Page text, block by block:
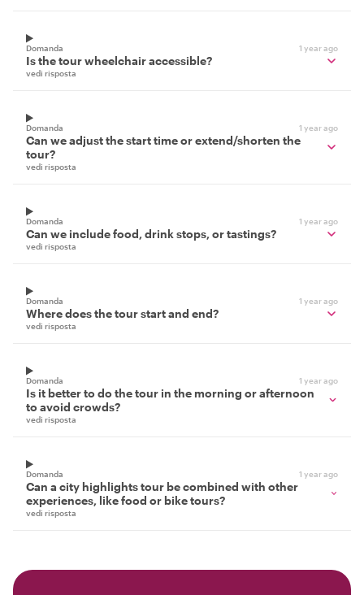
Domanda 1 year ago
Is the tour wheelchair accessible?
vedi risposta
Domanda 1 year ago
Can we adjust the start time or extend/shorten the
tour?
vedi risposta
Domanda 1 year ago
Can we include food, drink stops, or tastings?
vedi risposta
Domanda 1 year ago
Where does the tour start and end?
vedi risposta
Domanda 1 year ago
Is it better to do the tour in the morning or afternoon
to avoid crowds?
vedi risposta
Domanda 1 year ago
Can a city highlights tour be combined with other
experiences, like food or bike tours?
vedi risposta